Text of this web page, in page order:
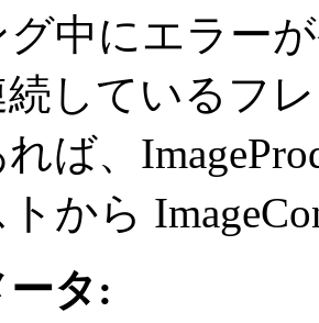
グ中にエラー
しているフレ
ば、
から
タ: